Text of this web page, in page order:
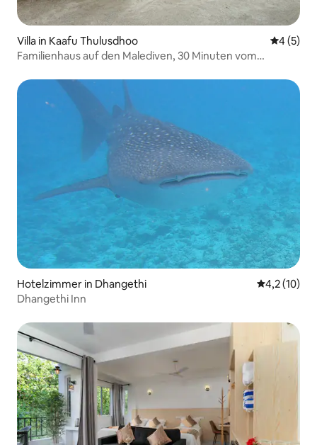
Villa in Kaafu Thulusdhoo
4 (5)
Familienhaus auf den Malediven, 30 Minuten vom
Hotelzimmer in Dhangethi
4,2 (10)
Dhangethi Inn